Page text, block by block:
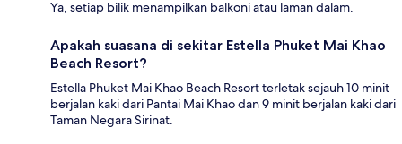
Ya, setiap bilik menampilkan balkoni atau laman dalam.
Apakah suasana di sekitar Estella Phuket Mai Khao
Beach Resort?
Estella Phuket Mai Khao Beach Resort terletak sejauh 10 minit
berjalan kaki dari Pantai Mai Khao dan 9 minit berjalan kaki dari
Taman Negara Sirinat.